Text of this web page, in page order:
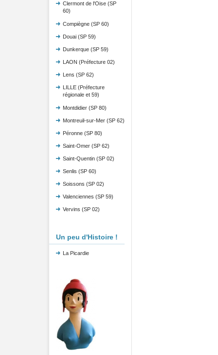
Clermont de l'Oise (SP
60)
Compiègne (SP 60)
Douai (SP 59)
Dunkerque (SP 59)
LAON (Préfecture 02)
Lens (SP 62)
LILLE (Préfecture
régionale et 59)
Montdidier (SP 80)
Montreuil-sur-Mer (SP 62)
Péronne (SP 80)
Saint-Omer (SP 62)
Saint-Quentin (SP 02)
Senlis (SP 60)
Soissons (SP 02)
Valenciennes (SP 59)
Vervins (SP 02)
Un peu d'Histoire !
La Picardie